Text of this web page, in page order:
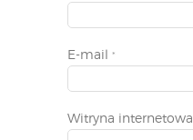
E-mail *
Witryna internetowa